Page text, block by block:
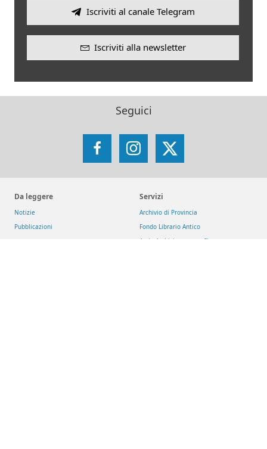
Iscriviti al canale Telegram
Iscriviti alla newsletter
Seguici
FacebookInstagram
X
Da leggere
Notizie
Pubblicazioni
Servizi
Archivio di Provincia
Fondo Librario Antico
Arsi - Archivio romano SJ